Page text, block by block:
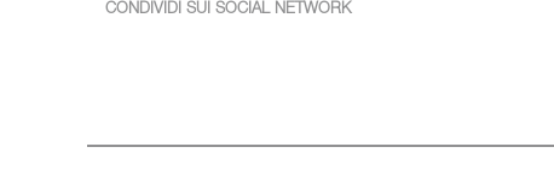
CONDIVIDI SUI SOCIAL NETWORK